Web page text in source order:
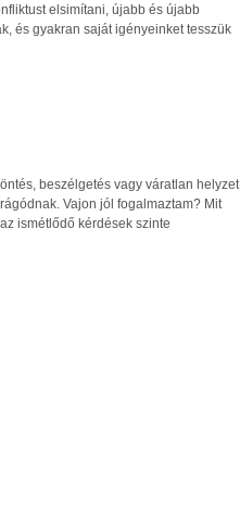
elsimítani, újabb és újabb
és gyakran saját igényeinket tesszük
beszélgetés vagy váratlan helyzet
Vajon jól fogalmaztam? Mit
ismétlődő kérdések szinte